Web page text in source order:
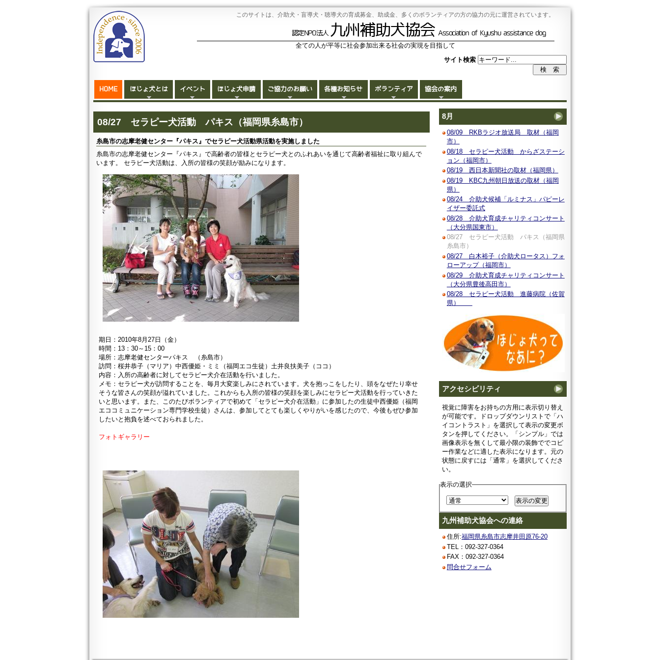
このサイトは、介助犬・盲導犬・聴導犬の育成募金、助成金、多くのボランティアの方の協力の元に運営されています。
認定NPO法人 九州補助犬協会 Association of Kyushu assistance dog
全ての人が平等に社会参加出来る社会の実現を目指して
サイト検索
HOME ほじょ犬とは イベント ほじょ犬申請 ご協力のお願い 各種お知らせ ボランティア 協会の案内
08/27 セラピー犬活動 パキス（福岡県糸島市）
糸島市の志摩老健センター『パキス』でセラピー犬活動県活動を実施しました
糸島市の志摩老健センター『パキス』で高齢者の皆様とセラピー犬とのふれあいを通じて高齢者福祉に取り組んで
います。 セラピー犬活動は、入所の皆様の笑顔が励みになります。
期日：2010年8月27日（金）
時間：13：30～15：00
場所：志摩老健センターパキス （糸島市）
訪問：桜井恭子（マリア）中西優姫・ミミ（福岡エコ生徒）土井良扶美子（ココ）
内容：入所の高齢者に対してセラピー犬介在活動を行いました。
メモ：セラピー犬が訪問することを、毎月大変楽しみにされています。犬を抱っこをしたり、頭をなぜたり幸せ
そうな皆さんの笑顔が溢れていました。これからも入所の皆様の笑顔を楽しみにセラピー犬活動を行っていきた
いと思います。また、このたびボランティアで初めて「セラピー犬介在活動」に参加したの生徒中西優姫（福岡
エココミュニケーション専門学校生徒）さんは、参加してとても楽しくやりがいを感じたので、今後もぜひ参加
したいと抱負を述べておられました。
フォトギャラリー
8月
08/09 RKBラジオ放送局 取材（福岡
市）
08/18 セラピー犬活動 からざステーシ
ョン（福岡市）
08/19 西日本新聞社の取材（福岡県）
08/19 KBC九州朝日放送の取材（福岡
県）
08/24 介助犬候補「ルミナス」パピーレ
イザー委託式
08/28 介助犬育成チャリティコンサート
（大分県国東市）
08/27 セラピー犬活動 パキス（福岡県
糸島市）
08/27 白木裕子（介助犬ロータス）フォ
ローアップ（福岡市）
08/29 介助犬育成チャリティコンサート
（大分県豊後高田市）
08/28 セラピー犬活動 進藤病院（佐賀
県）
アクセシビリティ
視覚に障害をお持ちの方用に表示切り替え
が可能です。ドロップダウンリストで「ハ
イコントラスト」を選択して表示の変更ボ
タンを押してください。「シンプル」では
画像表示を無くして最小限の装飾ででコピ
ー作業などに適した表示になります。元の
状態に戻すには「通常」を選択してくださ
い。
表示の選択
九州補助犬協会への連絡
住所:福岡県糸島市志摩井田原76-20
TEL：092-327-0364
FAX：092-327-0364
問合せフォーム